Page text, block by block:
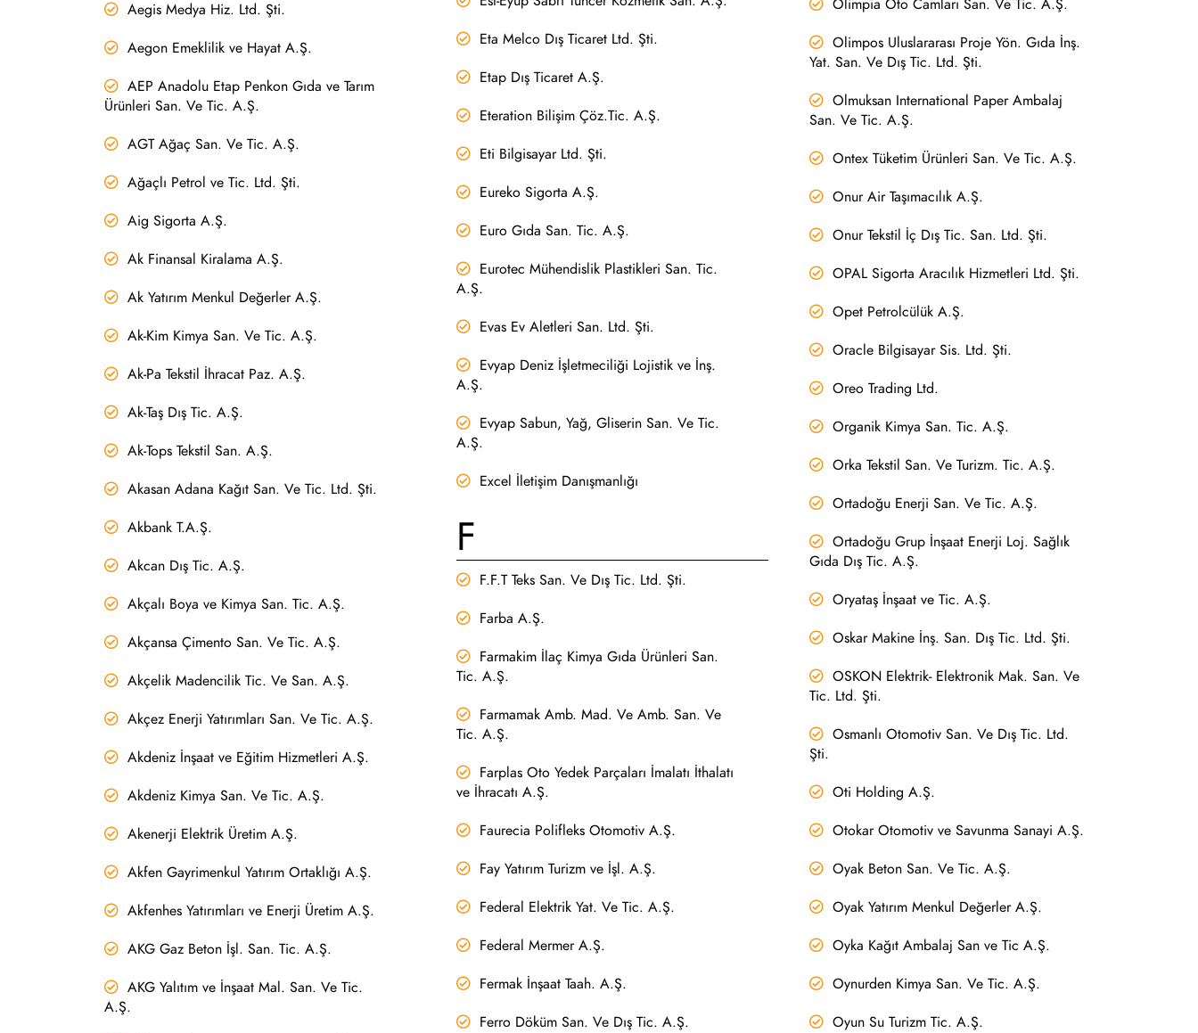
Aegis Medya Hiz. Ltd. Şti.
Aegon Emeklilik ve Hayat A.Ş.
AEP Anadolu Etap Penkon Gıda ve Tarım
Ürünleri San. Ve Tic. A.Ş.
AGT Ağaç San. Ve Tic. A.Ş.
Ağaçlı Petrol ve Tic. Ltd. Şti.
Aig Sigorta A.Ş.
Ak Finansal Kiralama A.Ş.
Ak Yatırım Menkul Değerler A.Ş.
Ak-Kim Kimya San. Ve Tic. A.Ş.
Ak-Pa Tekstil İhracat Paz. A.Ş.
Ak-Taş Dış Tic. A.Ş.
Ak-Tops Tekstil San. A.Ş.
Akasan Adana Kağıt San. Ve Tic. Ltd. Şti.
Akbank T.A.Ş.
Akcan Dış Tic. A.Ş.
Akçalı Boya ve Kimya San. Tic. A.Ş.
Akçansa Çimento San. Ve Tic. A.Ş.
Akçelik Madencilik Tic. Ve San. A.Ş.
Akçez Enerji Yatırımları San. Ve Tic. A.Ş.
Akdeniz İnşaat ve Eğitim Hizmetleri A.Ş.
Akdeniz Kimya San. Ve Tic. A.Ş.
Akenerji Elektrik Üretim A.Ş.
Akfen Gayrimenkul Yatırım Ortaklığı A.Ş.
Akfenhes Yatırımları ve Enerji Üretim A.Ş.
AKG Gaz Beton İşl. San. Tic. A.Ş.
AKG Yalıtım ve İnşaat Mal. San. Ve Tic.
A.Ş.
Eta Melco Dış Ticaret Ltd. Şti.
Etap Dış Ticaret A.Ş.
Eteration Bilişim Çöz.Tic. A.Ş.
Eti Bilgisayar Ltd. Şti.
Eureko Sigorta A.Ş.
Euro Gıda San. Tic. A.Ş.
Eurotec Mühendislik Plastikleri San. Tic.
A.Ş.
Evas Ev Aletleri San. Ltd. Şti.
Evyap Deniz İşletmeciliği Lojistik ve İnş.
A.Ş.
Evyap Sabun, Yağ, Gliserin San. Ve Tic.
A.Ş.
Excel İletişim Danışmanlığı
F
F.F.T Teks San. Ve Dış Tic. Ltd. Şti.
Farba A.Ş.
Farmakim İlaç Kimya Gıda Ürünleri San.
Tic. A.Ş.
Farmamak Amb. Mad. Ve Amb. San. Ve
Tic. A.Ş.
Farplas Oto Yedek Parçaları İmalatı İthalatı
ve İhracatı A.Ş.
Faurecia Polifleks Otomotiv A.Ş.
Fay Yatırım Turizm ve İşl. A.Ş.
Federal Elektrik Yat. Ve Tic. A.Ş.
Federal Mermer A.Ş.
Fermak İnşaat Taah. A.Ş.
Ferro Döküm San. Ve Dış Tic. A.Ş.
Olimpia Oto Camları San. Ve Tic. A.Ş.
Olimpos Uluslararası Proje Yön. Gıda İnş.
Yat. San. Ve Dış Tic. Ltd. Şti.
Olmuksan International Paper Ambalaj
San. Ve Tic. A.Ş.
Ontex Tüketim Ürünleri San. Ve Tic. A.Ş.
Onur Air Taşımacılık A.Ş.
Onur Tekstil İç Dış Tic. San. Ltd. Şti.
OPAL Sigorta Aracılık Hizmetleri Ltd. Şti.
Opet Petrolcülük A.Ş.
Oracle Bilgisayar Sis. Ltd. Şti.
Oreo Trading Ltd.
Organik Kimya San. Tic. A.Ş.
Orka Tekstil San. Ve Turizm. Tic. A.Ş.
Ortadoğu Enerji San. Ve Tic. A.Ş.
Ortadoğu Grup İnşaat Enerji Loj. Sağlık
Gıda Dış Tic. A.Ş.
Oryataş İnşaat ve Tic. A.Ş.
Oskar Makine İnş. San. Dış Tic. Ltd. Şti.
OSKON Elektrik- Elektronik Mak. San. Ve
Tic. Ltd. Şti.
Osmanlı Otomotiv San. Ve Dış Tic. Ltd.
Şti.
Oti Holding A.Ş.
Otokar Otomotiv ve Savunma Sanayi A.Ş.
Oyak Beton San. Ve Tic. A.Ş.
Oyak Yatırım Menkul Değerler A.Ş.
Oyka Kağıt Ambalaj San ve Tic A.Ş.
Oynurden Kimya San. Ve Tic. A.Ş.
Oyun Su Turizm Tic. A.Ş.